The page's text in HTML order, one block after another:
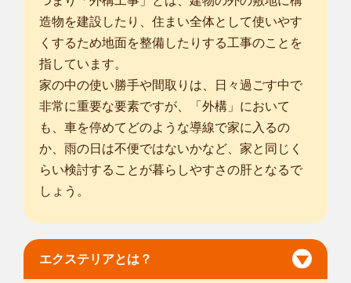
造物を建設したり、住まい全体として使いやす
くするため地面を整備したりする工事のことを
指しています。
家の中の使い勝手や間取りは、日々過ごす中で
非常に重要な要素ですが、「外構」において
も、車を停めてどのような導線で家に入るの
か、雨の日は不便ではないかなど、家と同じく
らい検討することが暮らしやすさの肝となるで
しょう。
エクステリアとは？